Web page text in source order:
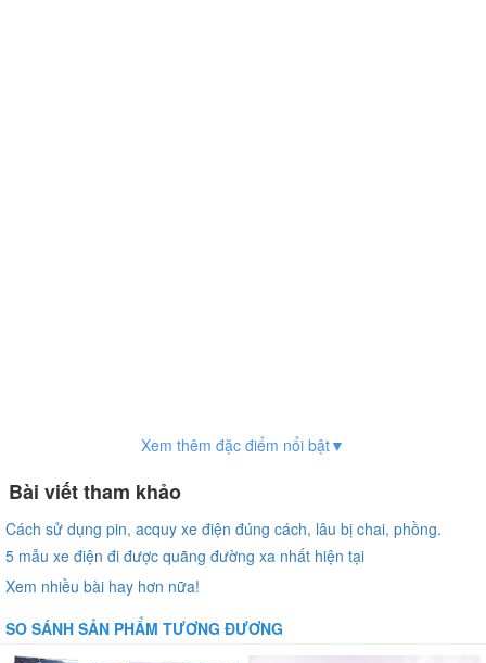
Xem thêm đặc điểm nổi bật▼
Bài viết tham khảo
Cách sử dụng pin, acquy xe điện đúng cách, lâu bị chai, phồng.
5 mẫu xe điện đi được quãng đường xa nhất hiện tại
Xem nhiều bài hay hơn nữa!
SO SÁNH SẢN PHẨM TƯƠNG ĐƯƠNG